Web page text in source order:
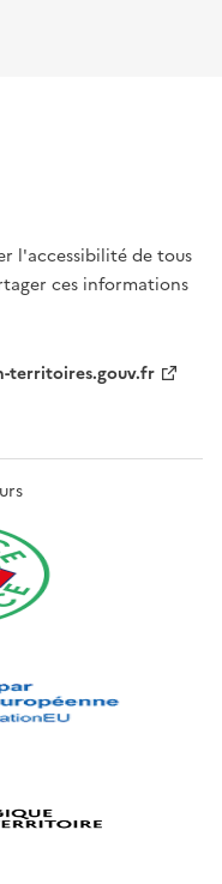
l'accessibilité de tous
ces informations
territoires.gouv.fr